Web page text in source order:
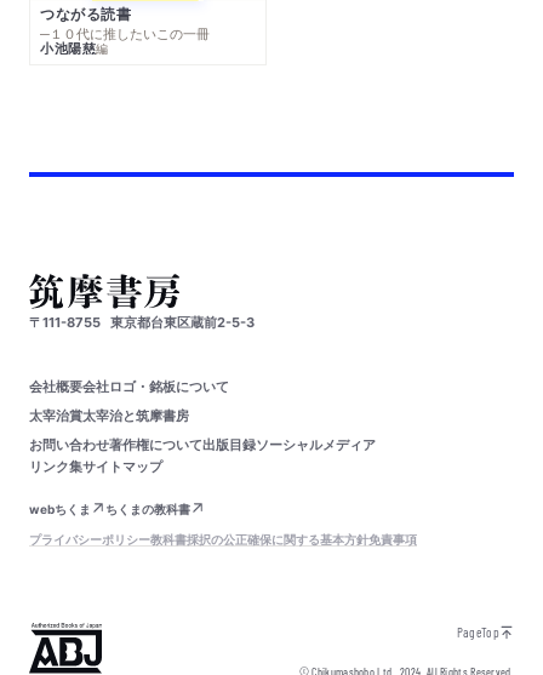
つながる読書
─１０代に推したいこの一冊
小池陽慈編
〒111-8755 東京都台東区蔵前2-5-3
会社概要会社ロゴ・銘板について
太宰治賞太宰治と筑摩書房
お問い合わせ著作権について出版目録ソーシャルメディア
リンク集サイトマップ
webちくま
ちくまの教科書
プライバシーポリシー教科書採択の公正確保に関する基本方針免責事項
PageTop
© Chikumashobo Ltd.2024 All Rights Reserved.